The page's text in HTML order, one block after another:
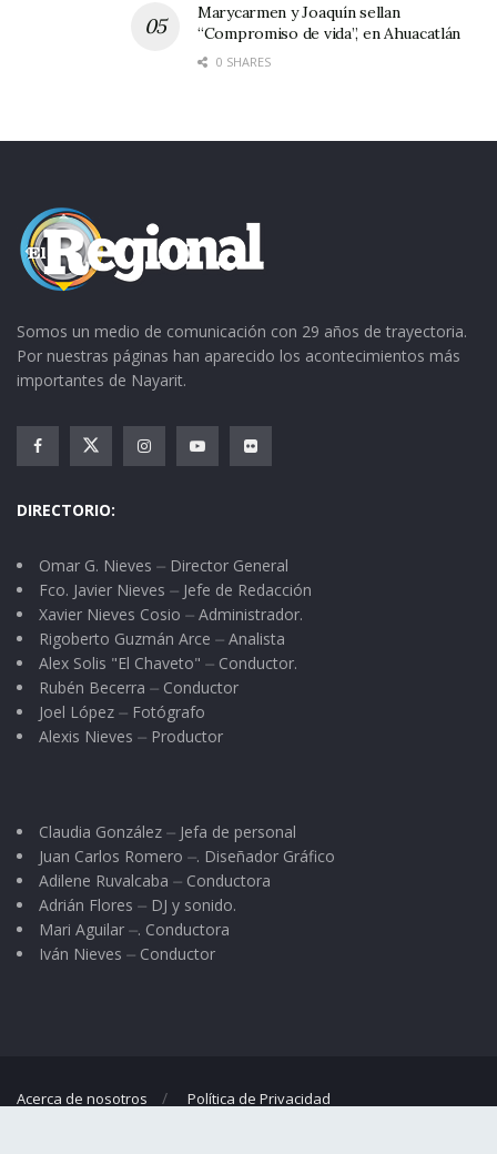
Marycarmen y Joaquín sellan
“Compromiso de vida”, en Ahuacatlán
0 SHARES
Somos un medio de comunicación con 29 años de trayectoria.
Por nuestras páginas han aparecido los acontecimientos más
importantes de Nayarit.
DIRECTORIO:
Omar G. Nieves ⏤ Director General
Fco. Javier Nieves ⏤ Jefe de Redacción
Xavier Nieves Cosio ⏤ Administrador.
Rigoberto Guzmán Arce ⏤ Analista
Alex Solis "El Chaveto" ⏤ Conductor.
Rubén Becerra ⏤ Conductor
Joel López ⏤ Fotógrafo
Alexis Nieves ⏤ Productor
Claudia González ⏤ Jefa de personal
Juan Carlos Romero ⏤. Diseñador Gráfico
Adilene Ruvalcaba ⏤ Conductora
Adrián Flores ⏤ DJ y sonido.
Mari Aguilar ⏤. Conductora
Iván Nieves ⏤ Conductor
Acerca de nosotros Política de Privacidad